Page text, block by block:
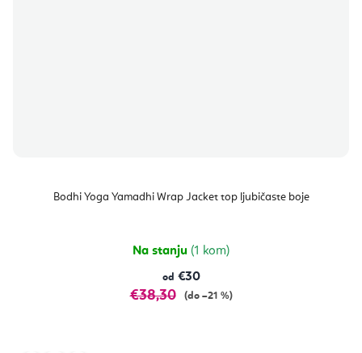
Bodhi Yoga Yamadhi Wrap Jacket top ljubičaste boje
Na stanju (1 kom)
od €30
€38,30 (do –21 %)